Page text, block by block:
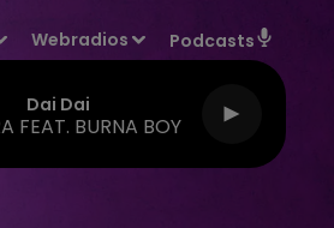
Webradios Podcasts
Dai Dai
FEAT. BURNA BOY